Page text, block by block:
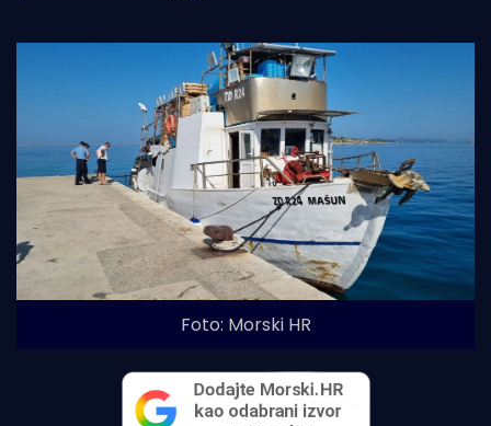
Foto: Morski HR